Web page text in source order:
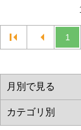
1